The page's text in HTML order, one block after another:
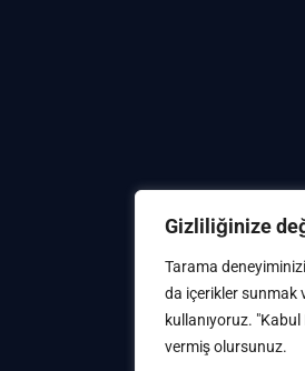
Gizliliğinize
Tarama
da içerikler sunmak
kullanıyoruz. "Kabul
vermiş olursunuz.